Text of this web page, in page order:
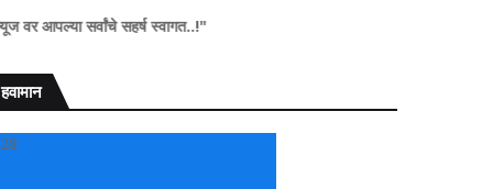
सहर्ष स्वागत..!"
हवामान
28